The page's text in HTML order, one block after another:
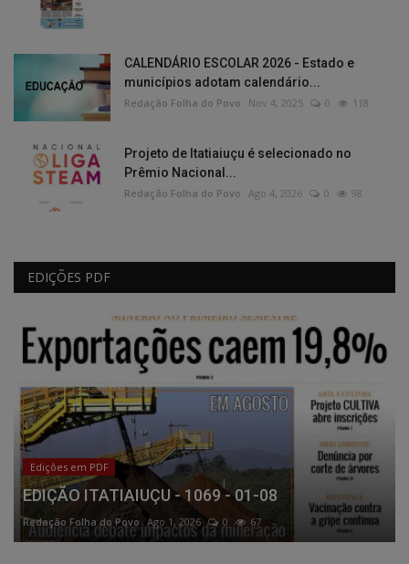
CALENDÁRIO ESCOLAR 2026 - Estado e
municípios adotam calendário...
Redação Folha do Povo Nov 4, 2025 0 118
Projeto de Itatiaiuçu é selecionado no
Prêmio Nacional...
Redação Folha do Povo Ago 4, 2026 0 98
EDIÇÕES PDF
Edições em PDF
EDIÇÃO ITATIAIUÇU - 1069 - 01-08
Redação Folha do Povo Ago 1, 2026 0 67